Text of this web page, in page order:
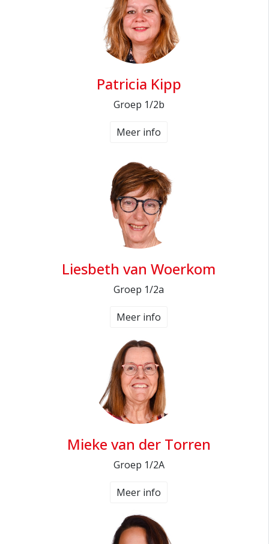
Patricia Kipp
Groep 1/2b
Meer info
Liesbeth van Woerkom
Groep 1/2a
Meer info
Mieke van der Torren
Groep 1/2A
Meer info